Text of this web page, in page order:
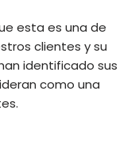
esta es una de
clientes y su
identificado sus
como una